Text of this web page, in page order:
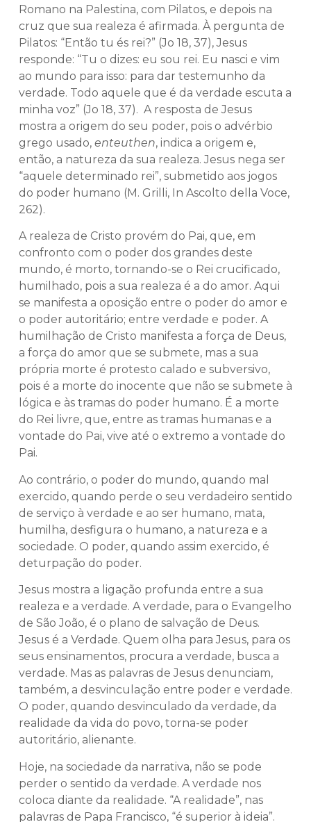
Romano na Palestina, com Pilatos, e depois na
cruz que sua realeza é afirmada. À pergunta de
Pilatos: “Então tu és rei?” (Jo 18, 37), Jesus
responde: “Tu o dizes: eu sou rei. Eu nasci e vim
ao mundo para isso: para dar testemunho da
verdade. Todo aquele que é da verdade escuta a
minha voz” (Jo 18, 37). A resposta de Jesus
mostra a origem do seu poder, pois o advérbio
grego usado, enteuthen, indica a origem e,
então, a natureza da sua realeza. Jesus nega ser
“aquele determinado rei”, submetido aos jogos
do poder humano (M. Grilli, In Ascolto della Voce,
262).
A realeza de Cristo provém do Pai, que, em
confronto com o poder dos grandes deste
mundo, é morto, tornando-se o Rei crucificado,
humilhado, pois a sua realeza é a do amor. Aqui
se manifesta a oposição entre o poder do amor e
o poder autoritário; entre verdade e poder. A
humilhação de Cristo manifesta a força de Deus,
a força do amor que se submete, mas a sua
própria morte é protesto calado e subversivo,
pois é a morte do inocente que não se submete à
lógica e às tramas do poder humano. É a morte
do Rei livre, que, entre as tramas humanas e a
vontade do Pai, vive até o extremo a vontade do
Pai.
Ao contrário, o poder do mundo, quando mal
exercido, quando perde o seu verdadeiro sentido
de serviço à verdade e ao ser humano, mata,
humilha, desfigura o humano, a natureza e a
sociedade. O poder, quando assim exercido, é
deturpação do poder.
Jesus mostra a ligação profunda entre a sua
realeza e a verdade. A verdade, para o Evangelho
de São João, é o plano de salvação de Deus.
Jesus é a Verdade. Quem olha para Jesus, para os
seus ensinamentos, procura a verdade, busca a
verdade. Mas as palavras de Jesus denunciam,
também, a desvinculação entre poder e verdade.
O poder, quando desvinculado da verdade, da
realidade da vida do povo, torna-se poder
autoritário, alienante.
Hoje, na sociedade da narrativa, não se pode
perder o sentido da verdade. A verdade nos
coloca diante da realidade. “A realidade”, nas
palavras de Papa Francisco, “é superior à ideia”.